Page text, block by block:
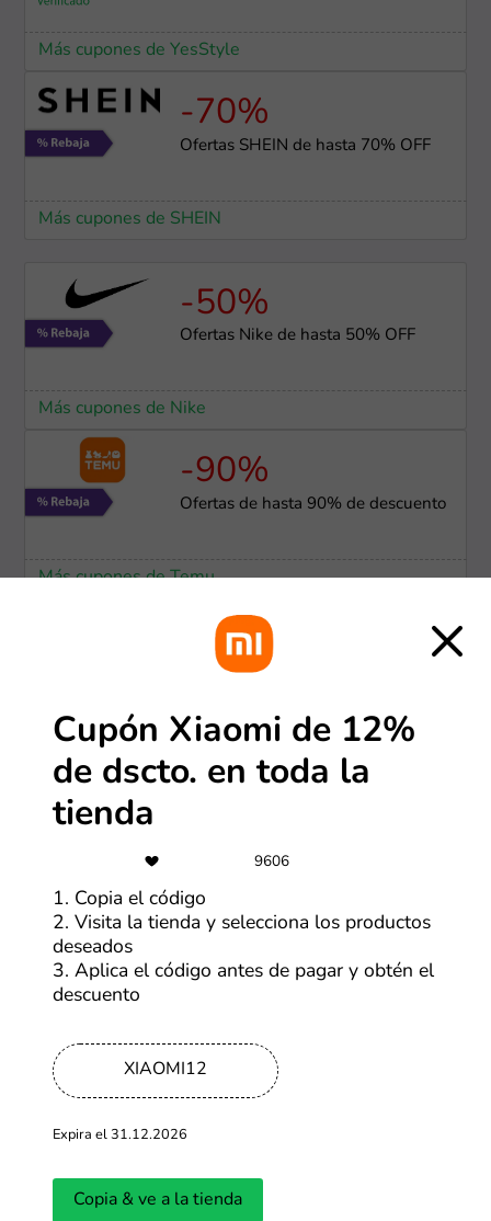
Más cupones de YesStyle
-70%
Ofertas SHEIN de hasta 70% OFF
Más cupones de SHEIN
-50%
Ofertas Nike de hasta 50% OFF
Más cupones de Nike
-90%
Ofertas de hasta 90% de descuento
Más cupones de Temu
-50%
hasta 50%
Más cupones de Tiendamia
Hasta 70% de descuento en
Más cupones de AliExpress
Ofertas Alibaba de hasta 30% OFF
Más cupones de Alibaba
Envíos gratis
Cupón Xiaomi de 12%
de dscto. en toda la
tienda
9606
1. Copia el código
2. Visita la tienda y selecciona los productos
deseados
3. Aplica el código antes de pagar y obtén el
descuento
XIAOMI12
Expira el 31.12.2026
Copia & ve a la tienda